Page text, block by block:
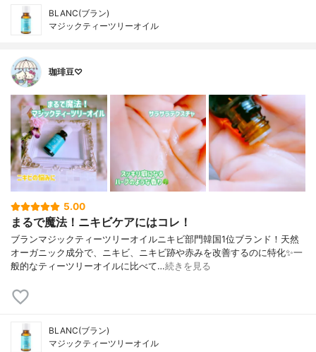
BLANC(ブラン)
マジックティーツリーオイル
珈琲豆♡
5.00
まるで魔法！ニキビケアにはコレ！
ブランマジックティーツリーオイルニキビ部門韓国1位ブランド！天然
オーガニック成分で、ニキビ、ニキビ跡や赤みを改善するのに特化✨一
般的なティーツリーオイルに比べて…続きを見る
BLANC(ブラン)
マジックティーツリーオイル